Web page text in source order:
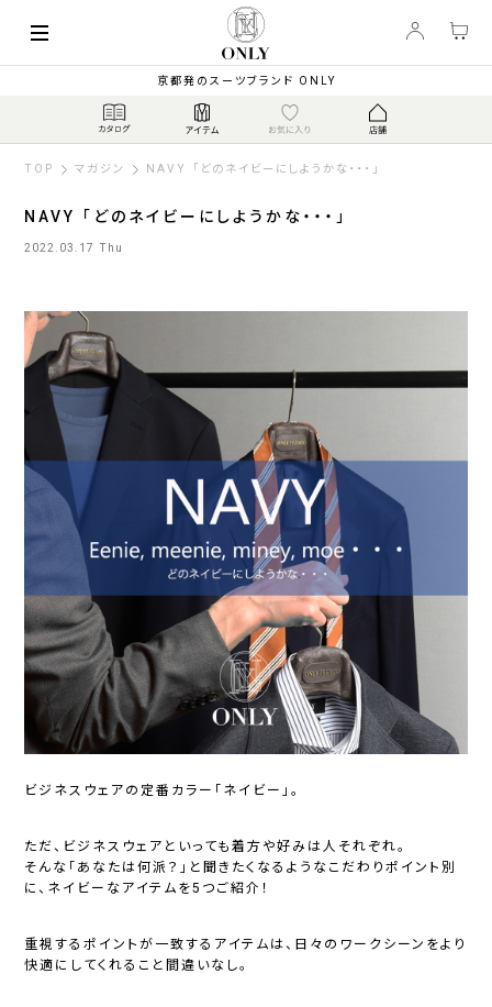
京都発のスーツブランド ONLY
TOP マガジン NAVY 「どのネイビーにしようかな・・・」
NAVY 「どのネイビーにしようかな・・・」
2022.03.17 Thu
ビジネスウェアの定番カラー「ネイビー」。
ただ、ビジネスウェアといっても着方や好みは人それぞれ。
そんな「あなたは何派？」と聞きたくなるようなこだわりポイント別
に、ネイビーなアイテムを5つご紹介！
重視するポイントが一致するアイテムは、日々のワークシーンをより
快適にしてくれること間違いなし。